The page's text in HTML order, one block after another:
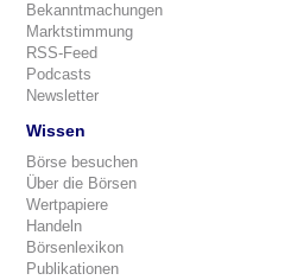
Bekanntmachungen
Marktstimmung
RSS-Feed
Podcasts
Newsletter
Wissen
Börse besuchen
Über die Börsen
Wertpapiere
Handeln
Börsenlexikon
Publikationen